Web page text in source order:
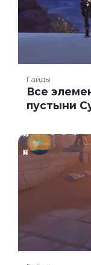
Гайды
Все
пустыни